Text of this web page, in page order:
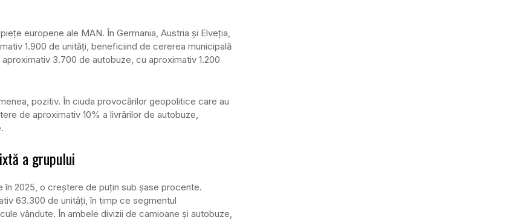
europene ale MAN. În Germania, Austria și Elveția,
1.900 de unități, beneficiind de cererea municipală
3.700 de autobuze, cu aproximativ 1.200
pozitiv. În ciuda provocărilor geopolitice care au
de aproximativ 10% a livrărilor de autobuze,
a grupului
în 2025, o creștere de puțin sub șase procente.
63.300 de unități, în timp ce segmentul
vândute. În ambele divizii de camioane și autobuze,